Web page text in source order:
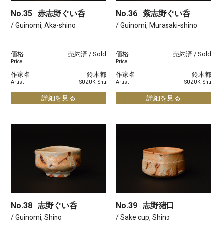
No.35 赤志野ぐい呑
/ Guinomi, Aka-shino
価格
Price
売約済 / Sold
作家名
Artist
鈴木都
SUZUKI Shu
詳細を見る
No.36 紫志野ぐい呑
/ Guinomi, Murasaki-shino
価格
Price
売約済 / Sold
作家名
Artist
鈴木都
SUZUKI Shu
詳細を見る
No.38 志野ぐい呑
/ Guinomi, Shino
No.39 志野猪口
/ Sake cup, Shino